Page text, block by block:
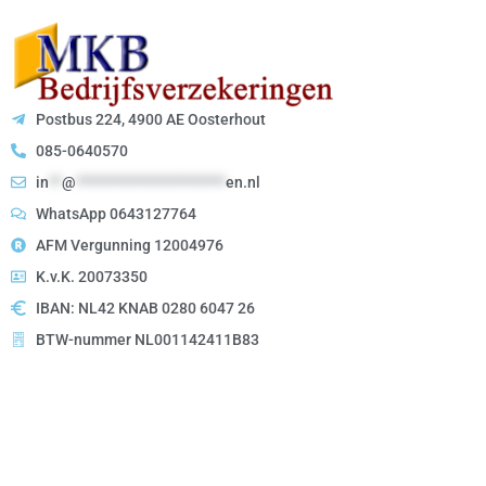
Postbus 224, 4900 AE Oosterhout
085-0640570
in
@
en.nl
WhatsApp 0643127764
AFM Vergunning 12004976
K.v.K. 20073350
IBAN: NL42 KNAB 0280 6047 26
BTW-nummer NL001142411B83